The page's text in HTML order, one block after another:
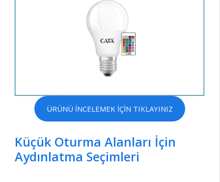
ÜRÜNÜ İNCELEMEK İÇİN TIKLAYINIZ
Küçük Oturma Alanları İçin
Aydınlatma Seçimleri